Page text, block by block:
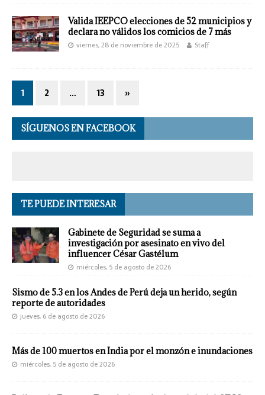
Valida IEEPCO elecciones de 52 municipios y
declara no válidos los comicios de 7 más
viernes, 28 de noviembre de 2025 Staff
1 2 … 13 »
SÍGUENOS EN FACEBOOK
TE PUEDE INTERESAR
Gabinete de Seguridad se suma a
investigación por asesinato en vivo del
influencer César Gastélum
miércoles, 5 de agosto de 2026
Sismo de 5.3 en los Andes de Perú deja un herido, según
reporte de autoridades
jueves, 6 de agosto de 2026
Más de 100 muertos en India por el monzón e inundaciones
miércoles, 5 de agosto de 2026